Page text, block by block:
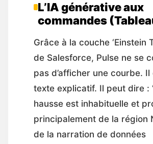
L’IA générative aux
commandes
Grâce à la couche ‘Einstein
de Salesforce, Pulse ne se
pas d’afficher une courbe. Il
texte explicatif. Il peut dire :
hausse est inhabituelle et
principalement de la région
de la narration de données